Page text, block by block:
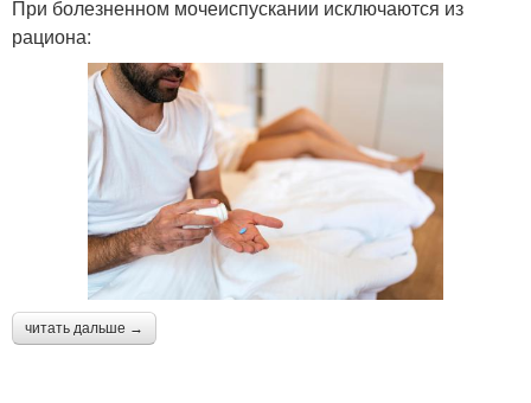
При болезненном мочеиспускании исключаются из
рациона:
читать дальше →